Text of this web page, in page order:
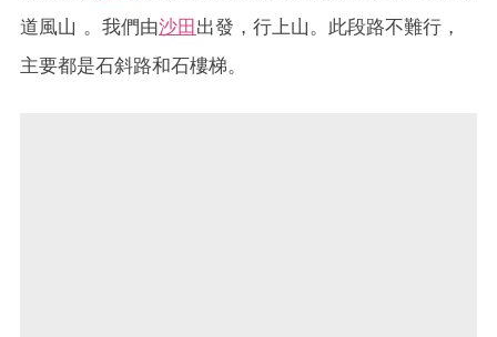
道風山 。我們由沙田出發，行上山。此段路不難行，
主要都是石斜路和石樓梯。